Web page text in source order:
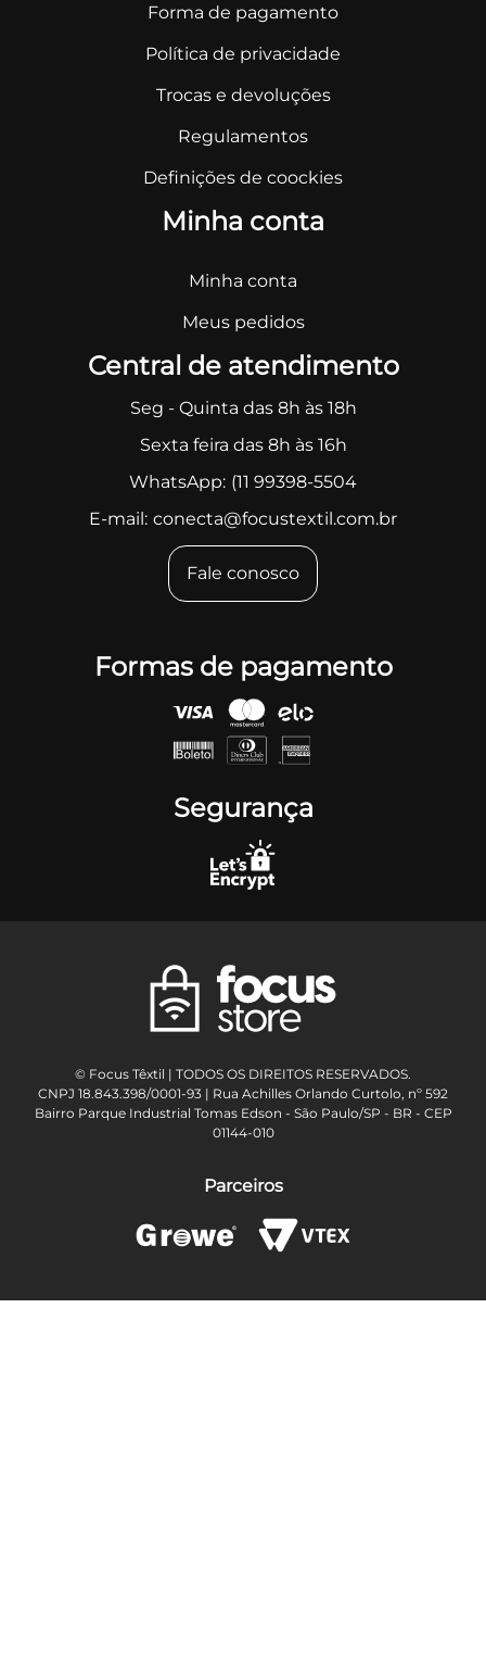
Forma de pagamento
Política de privacidade
Trocas e devoluções
Regulamentos
Definições de coockies
Minha conta
Minha conta
Meus pedidos
Central de atendimento
Seg - Quinta das 8h às 18h
Sexta feira das 8h às 16h
WhatsApp: (11 99398-5504
E-mail: conecta@focustextil.com.br
Fale conosco
Formas de pagamento
Segurança
© Focus Têxtil | TODOS OS DIREITOS RESERVADOS.
CNPJ 18.843.398/0001-93 | Rua Achilles Orlando Curtolo, nº 592
Bairro Parque Industrial Tomas Edson - São Paulo/SP - BR - CEP
01144-010
Parceiros